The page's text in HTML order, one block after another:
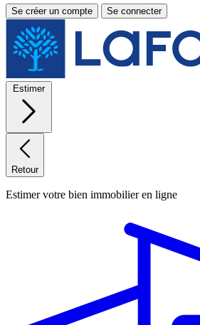
Se créer un compte Se connecter
Estimer
Retour
Estimer votre bien immobilier en ligne